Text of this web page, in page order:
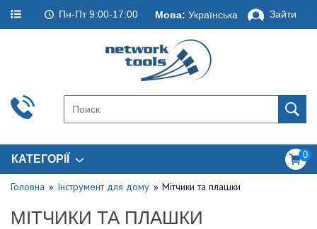
Пн-Пт 9:00-17:00 Мова: Українська Зайти
КАТЕГОРІЇ 0
Головна Інструмент для дому Мітчики та плашки
МІТЧИКИ ТА ПЛАШКИ